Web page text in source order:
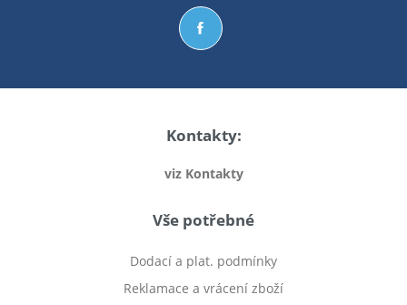
Kontakty:
viz Kontakty
Vše potřebné
Dodací a plat. podmínky
Reklamace a vrácení zboží